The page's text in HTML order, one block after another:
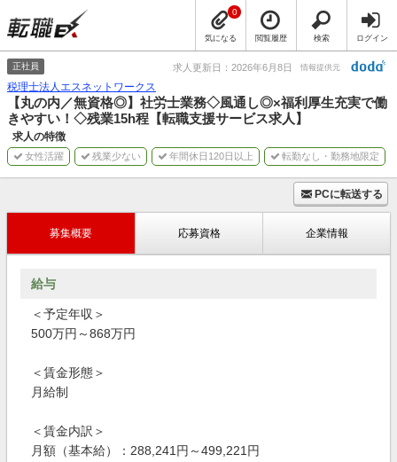
気になる
0
閲覧履歴 検索 ログイン
正社員 求人更新日：2026年6月8日 情報提供元
税理士法人エスネットワークス
【丸の内／無資格◎】社労士業務◇風通し◎×福利厚生充実で働
きやすい！◇残業15h程【転職支援サービス求人】
求人の特徴
女性活躍 残業少ない 年間休日120日以上 転勤なし・勤務地限定
PCに転送する
募集概要 応募資格 企業情報
給与
＜予定年収＞
500万円～868万円
＜賃金形態＞
月給制
＜賃金内訳＞
月額（基本給）：288,241円～499,221円